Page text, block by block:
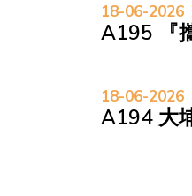
18-06-2026
A195 『
18-06-2026
A194 大